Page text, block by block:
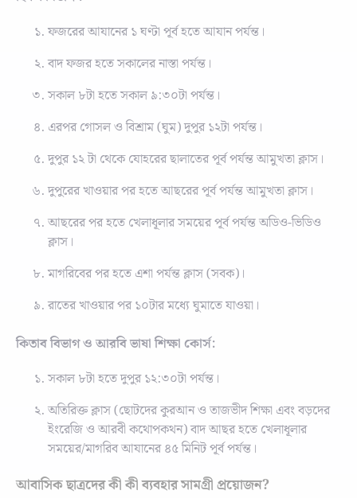
ফজরের আযানের ১ ঘণ্টা পূর্ব হতে আযান পর্যন্ত।
বাদ ফজর হতে সকালের নাস্তা পর্যন্ত।
সকাল ৮টা হতে সকাল ৯:৩০টা পর্যন্ত।
এরপর গোসল ও বিশ্রাম (ঘুম) দুপুর ১২টা পর্যন্ত।
দুপুর ১২ টা থেকে যোহরের ছালাতের পূর্ব পর্যন্ত আমুখতা ক্লাস।
দুপুরের খাওয়ার পর হতে আছরের পূর্ব পর্যন্ত আমুখতা ক্লাস।
আছরের পর হতে খেলাধূলার সময়ের পূর্ব পর্যন্ত অডিও-ভিডিও
ক্লাস।
মাগরিবের পর হতে এশা পর্যন্ত ক্লাস (সবক)।
রাতের খাওয়ার পর ১০টার মধ্যে ঘুমাতে যাওয়া।
কিতাব বিভাগ ও আরবি ভাষা শিক্ষা কোর্স:
সকাল ৮টা হতে দুপুর ১২:৩০টা পর্যন্ত।
অতিরিক্ত ক্লাস (ছোটদের কুরআন ও তাজভীদ শিক্ষা এবং বড়দের
ইংরেজি ও আরবী কথোপকথন) বাদ আছর হতে খেলাধূলার
সময়ের/মাগরিব আযানের ৪৫ মিনিট পূর্ব পর্যন্ত।
আবাসিক ছাত্রদের কী কী ব্যবহার সামগ্রী প্রয়োজন?